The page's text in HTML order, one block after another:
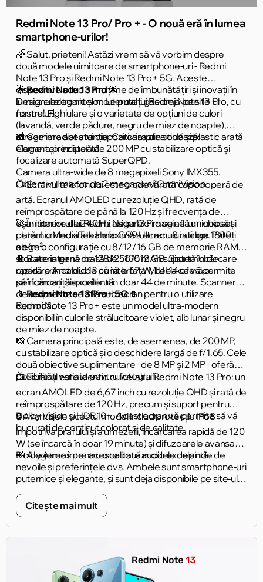
Redmi Note 13 Pro/ Pro + - O nouă eră în lumea
smartphone-urilor!
🌈 Salut, prieteni! Astăzi vrem să vă vorbim despre
două modele uimitoare de smartphone-uri - Redmi
Note 13 Pro și Redmi Note 13 Pro+ 5G. Aceste
dispozitive aduc o mulțime de îmbunătățiri și inovații în
lumea electronicelor. Le puteți găsi deja pe site-ul
nostru! 🛒
🌟Redmi Note 13 Pro🌟
Designul elegant și modern al lui Redmi Note 13 Pro, cu
forme unghiulare și o varietate de opțiuni de culori
(lavandă, verde pădure, negru de miez de noapte),
atrage imediat atenția. Carcasa din sticlă și plastic arată
elegant și rezistentă.
📸 Camera acestui dispozitiv impresionează:
Camera principală de 200 MP cu stabilizare optică și
focalizare automată SuperQPD.
Camera ultra-wide de 8 megapixeli Sony IMX355.
Obiectivul macro de 2 megapixeli OmniVision.
📺 Ecranul telefonului este o adevărată capodoperă de
artă. Ecranul AMOLED cu rezoluție QHD, rată de
reîmprospătare de până la 120 Hz și frecvența de
eșantionare de 240 Hz asigură o imagine luminoasă și
clară. Luminozitatea maximă a ecranului atinge 1800
cd/m².
🚀 În interiorul lui Redmi Note 13 Pro se află un chipset
puternic MediaTek Helio G99 Ultra cu 8 nuclee. Puteți
alege o configurație cu 8/12/16 GB de memorie RAM și
stocare internă de 128/256/512 GB. Sistemul de
operare Android 13 cu interfața MIUI 14 oferă o
performanță excelentă.
🔋 Bateria generoasă de 5100 mAh suportă încărcare
rapidă prin cablu de până la 67 W, ceea ce vă permite
să încărcați dispozitivul în doar 44 de minute. Scannerul
de amprente se află sub ecran pentru o utilizare
comodă.
📱Redmi Note 13 Pro+ 5G📱
Redmi Note 13 Pro+ este un model ultra-modern
disponibil în culorile strălucitoare violet, alb lunar și negru
de miez de noapte.
📸 Camera principală este, de asemenea, de 200 MP,
cu stabilizare optică și o deschidere largă de f/1.65. Cele
două obiective suplimentare - de 8 MP și 2 MP - oferă
posibilități variate pentru fotografii.
📺 Ecranul este identic cu cel al lui Redmi Note 13 Pro: un
ecran AMOLED de 6,67 inch cu rezoluție QHD și rată de
reîmprospătare de 120 Hz, precum și suport pentru
Dolby Vision și HDR10+. Acest ecran vă permite să vă
bucurați de conținut colorat și de calitate.
🔒 Avantajele acestui model includ protecția IP68
împotriva prafului și a umezelii, încărcarea rapidă de 120
W (se încarcă în doar 19 minute) și difuzoarele avansate
Dolby Atmos pentru o calitate audio excelentă.
📲 Alegerea între aceste două modele depinde de
nevoile și preferințele dvs. Ambele sunt smartphone-uri
puternice și elegante, și sunt deja disponibile pe site-ul
avansată de la Xiaomi. 🌐
Citește mai mult